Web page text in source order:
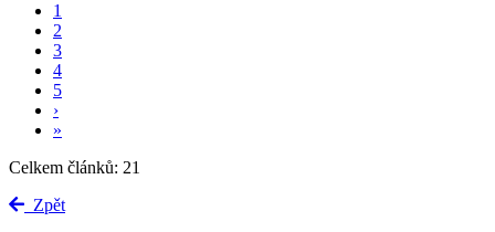
1
2
3
4
5
›
»
Celkem článků: 21
Zpět